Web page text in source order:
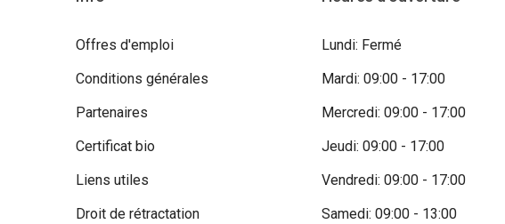
Offres d'emploi
Conditions générales
Partenaires
Certificat bio
Liens utiles
Droit de rétractation
Lundi: Fermé
Mardi: 09:00 - 17:00
Mercredi: 09:00 - 17:00
Jeudi: 09:00 - 17:00
Vendredi: 09:00 - 17:00
Samedi: 09:00 - 13:00